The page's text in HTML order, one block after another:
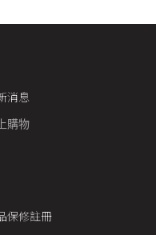
消息
購物
保修註冊